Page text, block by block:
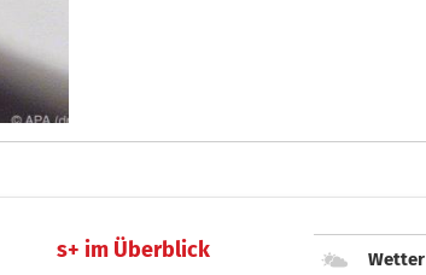
s+ im Überblick Wetter